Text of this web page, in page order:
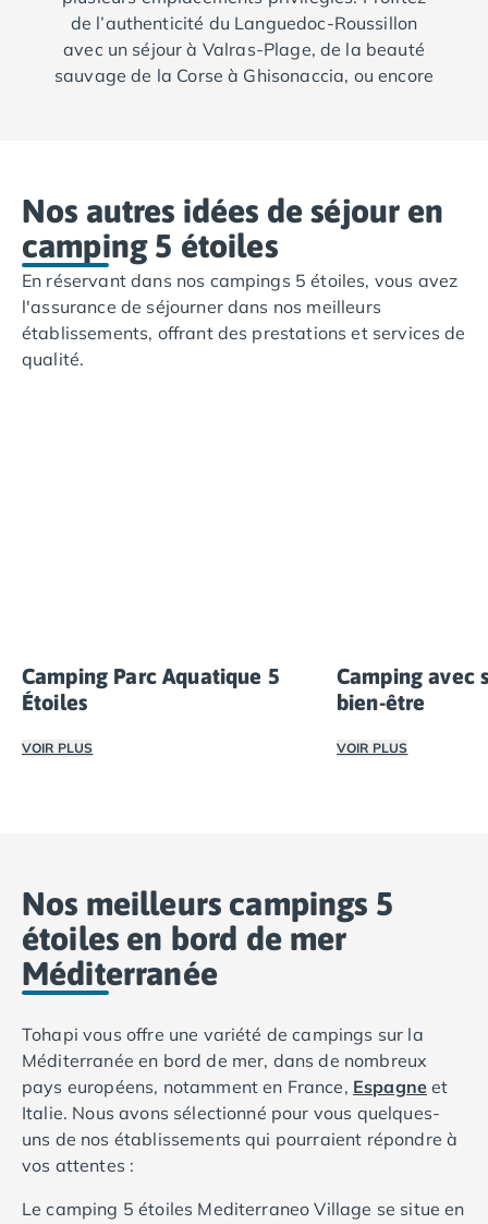
de l’authenticité du Languedoc-Roussillon
avec un séjour à Valras-Plage, de la beauté
sauvage de la Corse à Ghisonaccia, ou encore
Nos autres idées de séjour en
camping 5 étoiles
En réservant dans nos campings 5 étoiles, vous avez
l'assurance de séjourner dans nos meilleurs
établissements, offrant des prestations et services de
qualité.
Camping Parc Aquatique 5
Étoiles
VOIR PLUS
Camping avec
bien-être
VOIR PLUS
Nos meilleurs campings 5
étoiles en bord de mer
Méditerranée
Tohapi vous offre une variété de campings sur la
Méditerranée en bord de mer, dans de nombreux
pays européens, notamment en France, Espagne et
Italie. Nous avons sélectionné pour vous quelques-
uns de nos établissements qui pourraient répondre à
vos attentes :
Le camping 5 étoiles Mediterraneo Village se situe en